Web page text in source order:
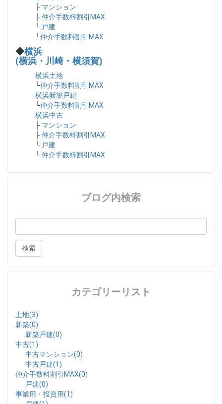
├ マンション
├仲介手数料割引MAX
└ 戸建
└仲介手数料割引MAX
◆横浜
(横浜・川崎・横須賀)
横浜土地
└仲介手数料割引MAX
横浜新築戸建
└仲介手数料割引MAX
横浜中古
├ マンション
├仲介手数料割引MAX
└ 戸建
└仲介手数料割引MAX
ブログ内検索
カテゴリーリスト
土地(3)
新築(0)
新築戸建(0)
中古(1)
中古マンション(0)
中古戸建(1)
仲介手数料割引MAX(0)
戸建(0)
事業用・投資用(1)